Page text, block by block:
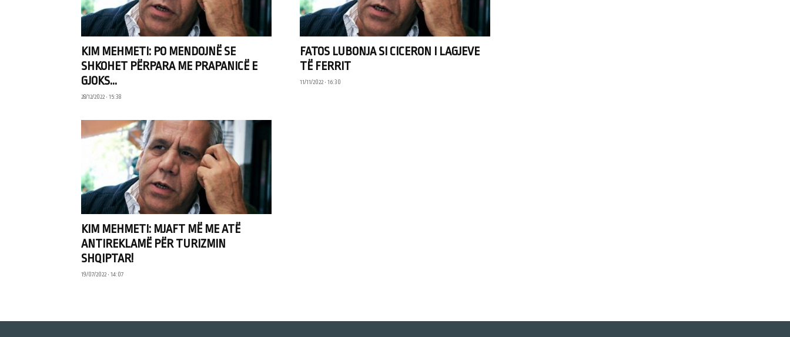
KIM MEHMETI: PO MENDOJNË SE
SHKOHET PËRPARA ME PRAPANICË E
GJOKS...
28/12/2022 • 15:38
FATOS LUBONJA SI CICERON I LAGJEVE
TË FERRIT
11/11/2022 • 16:30
KIM MEHMETI: MJAFT MË ME ATË
ANTIREKLAMË PËR TURIZMIN
SHQIPTAR!
19/07/2022 • 14:07